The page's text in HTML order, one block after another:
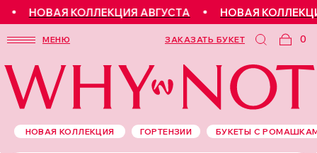
НОВАЯ КОЛЛЕКЦИЯ АВГУСТА НОВАЯ КОЛЛЕКЦИЯ
МЕНЮ 0
ЗАКАЗАТЬ БУКЕТ
БУКЕТЫ С
НОВАЯ КОЛЛЕКЦИЯ ГОРТЕНЗИИ